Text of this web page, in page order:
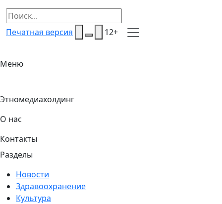
Печатная версия 12+
Меню
Этномедиахолдинг
О нас
Контакты
Разделы
Новости
Здравоохранение
Культура